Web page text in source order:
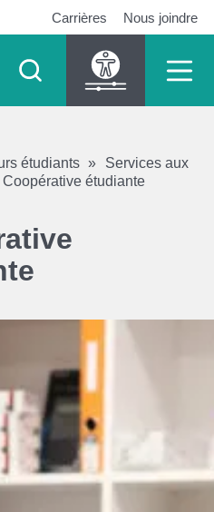
Carrières Nous joindre
lisible
étudiants »
Services aux
Coopérative étudiante